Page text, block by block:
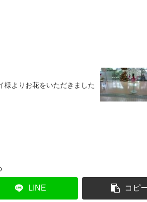
様よりお花をいただきました
LINE コピ